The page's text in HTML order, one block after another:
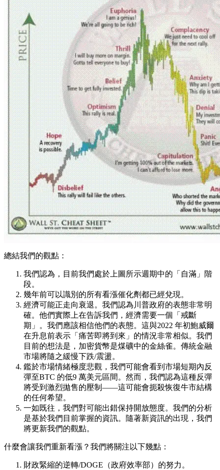
總結我們的觀點：
我們認為，目前我們處於上圖所示週期中的「自滿」階
段。
幾年前可以識別的所有看漲催化劑都已經兌現。
經濟可能正走向衰退。我們認為川普政府的表態非常明
確。他們實際上在告訴我們，經濟需要一個「戒斷
期」。我們應該相信他們的表態。這與2022 年初鮑威爾
在升息前表示「痛苦即將到來」的情況非常相似。我們
目前的想法是，加密貨幣是煤礦中的金絲雀。傳統金融
市場將隨之緩慢下跌/震盪。
鑑於市場情緒極度悲觀，我們可能會看到市場短期內反
彈至BTC 的低9 萬美元區間。然而，我們認為這種反彈
將受到激烈拋售的壓制——這可能會扼殺恢復牛市結構
的任何希望。
一如既往，我們對可能出錯保持開放態度。我們的分析
是基於我們目前掌握的資訊。隨著新資訊的出現，我們
將更新我們的觀點。
什麼會讓我們重新看漲？我們將關注以下幾點：
財政緊縮的逆轉/DOGE（政府效率部）的努力。